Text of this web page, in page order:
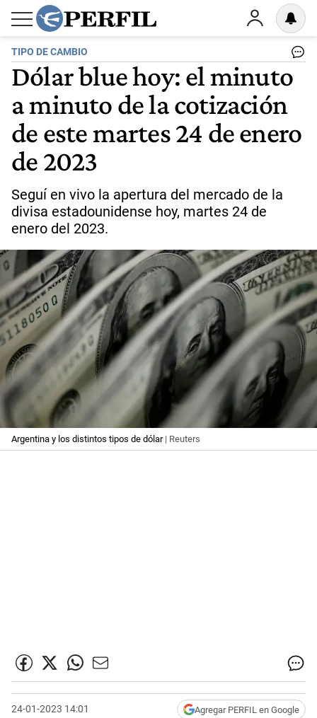
TIPO DE CAMBIO
Dólar blue hoy: el minuto
a minuto de la cotización
de este martes 24 de enero
de 2023
Seguí en vivo la apertura del mercado de la
divisa estadounidense hoy, martes 24 de
enero del 2023.
Argentina y los distintos tipos de dólar| Reuters
24-01-2023 14:01 Agregar PERFIL en Google